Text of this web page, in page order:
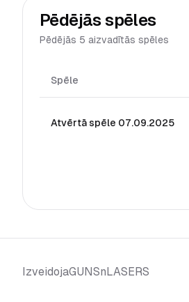
Pēdējās spēles
Pēdējās 5 aizvadītās spēles
Spēle
Atvērtā spēle 07.09.2025
IzveidojaGUNSnLASERS